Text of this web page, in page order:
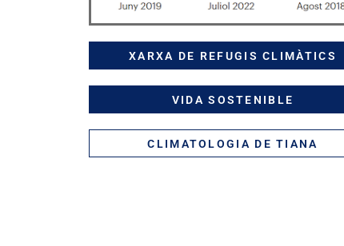
XARXA DE REFUGIS CLIMÀTICS
VIDA SOSTENIBLE
CLIMATOLOGIA DE TIANA